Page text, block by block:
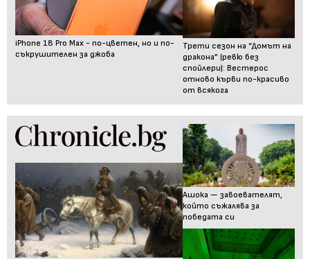
iPhone 18 Pro Max - по-цветен, но и по-
съкрушителен за джоба
Трети сезон на “Домът на
дракона” (ревю без
спойлери): Вестерос
отново кърви по-красиво
от всякога
Ашока — завоевателят,
който съжалява за
победата си